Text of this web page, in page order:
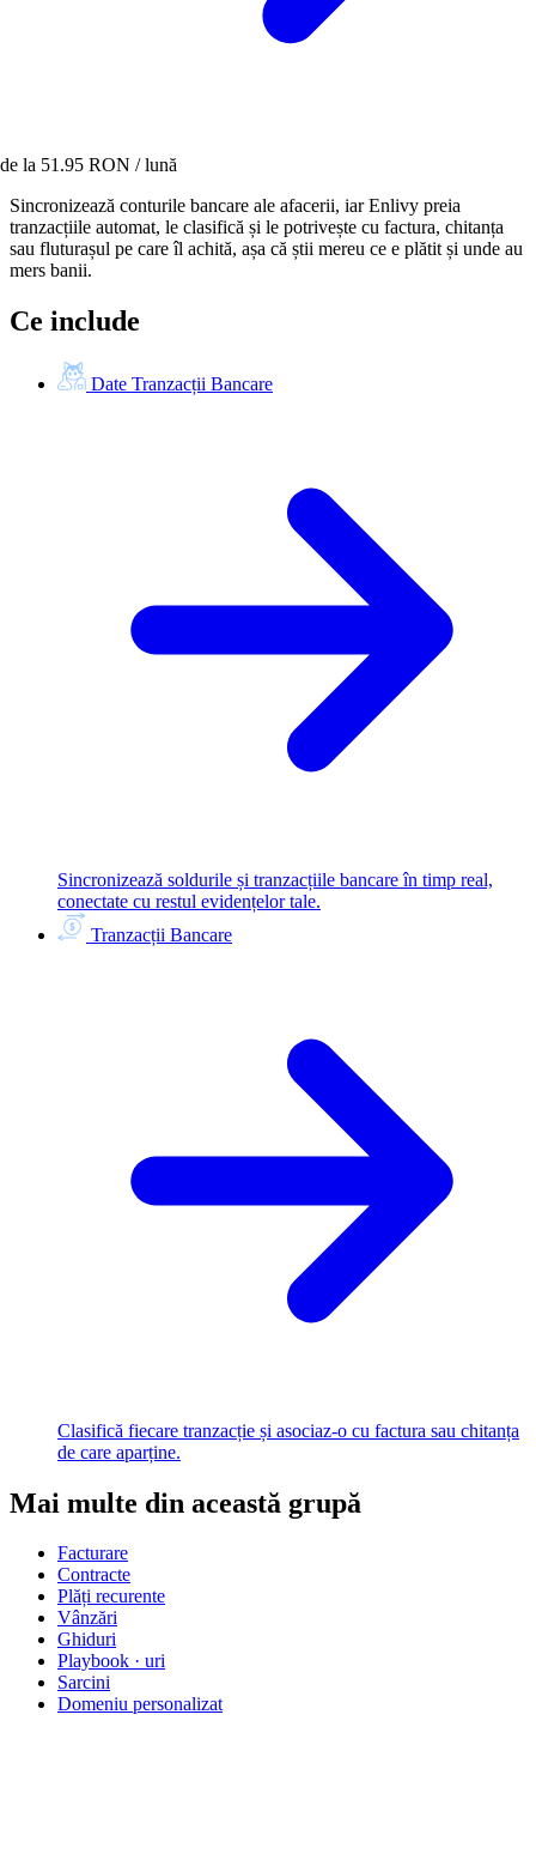
de la 51.95 RON / lună
Sincronizează conturile bancare ale afacerii, iar Enlivy preia
tranzacțiile automat, le clasifică și le potrivește cu factura, chitanța
sau fluturașul pe care îl achită, așa că știi mereu ce e plătit și unde au
mers banii.
Ce include
Date Tranzacții Bancare
Sincronizează soldurile și tranzacțiile bancare în timp real,
conectate cu restul evidențelor tale.
Tranzacții Bancare
Clasifică fiecare tranzacție și asociaz-o cu factura sau chitanța
de care aparține.
Mai multe din această grupă
Facturare
Contracte
Plăți recurente
Vânzări
Ghiduri
Playbook · uri
Sarcini
Domeniu personalizat